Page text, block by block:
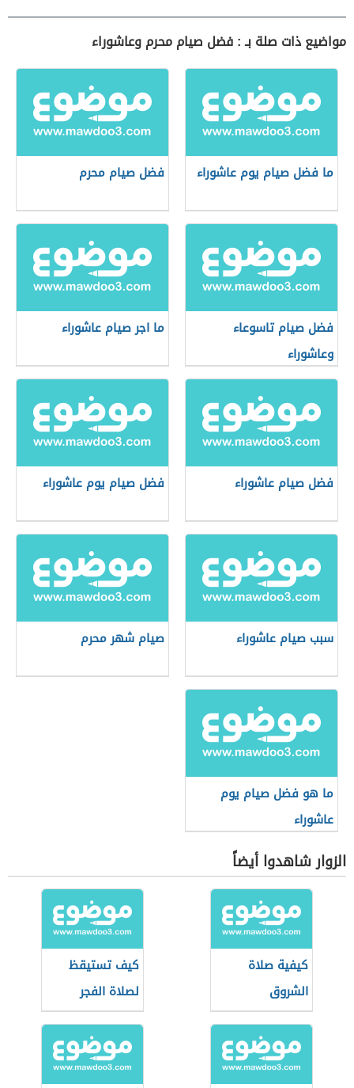
مواضيع ذات صلة بـ : فضل صيام محرم وعاشوراء
ما فضل صيام يوم عاشوراء فضل صيام محرم
فضل صيام تاسوعاء
وعاشوراء
ما اجر صيام عاشوراء
فضل صيام عاشوراء فضل صيام يوم عاشوراء
سبب صيام عاشوراء صيام شهر محرم
ما هو فضل صيام يوم
عاشوراء
الزوار شاهدوا أيضاً
كيفية صلاة
الشروق
كيف تستيقظ
لصلاة الفجر